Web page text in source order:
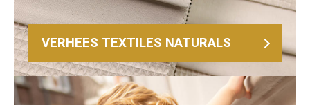
VERHEES TEXTILES NATURALS